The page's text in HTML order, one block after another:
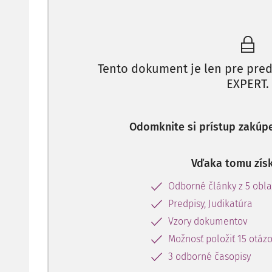
konkrétnej fyzickej osobe, a tak nebol páchateľ
zodpovednosť firme ako takej, keďže podľa § 6 ods.
zodpovednosti právnických osôb a o zmene a
Tento dokument je len pre
EXPERT.
Odomknite si prístup
Vďaka tomu
Odborné články z 5
Predpisy, Judikatúra
Vzory dokumentov
Možnosť položiť 15
3 odborné časopisy